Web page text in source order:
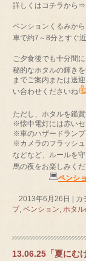
詳しくはコチラから
ペンションくるみか
車で約7～8分とすぐ
ご夕食後でも十分間
秘的なホタルの輝き
までご案内または送
い合わせくださいね
ただし、ホタルを鑑
※懐中電灯には赤い
※車のハザードラン
※カメラのフラッシ
などなど、ルールを
馬の夜をお楽しみく
ペンシ
2013年6月26日 | カ
プ, ペンション ホタ
13.06.25「夏にむ